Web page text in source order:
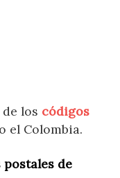
los códigos
el Colombia.
de